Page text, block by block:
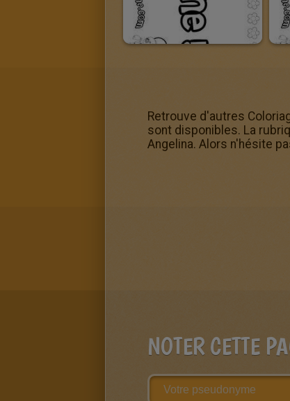
Retrouve d'autres
sont disponibles. La
Angelina. Alors n'hésite
NOTER CETTE